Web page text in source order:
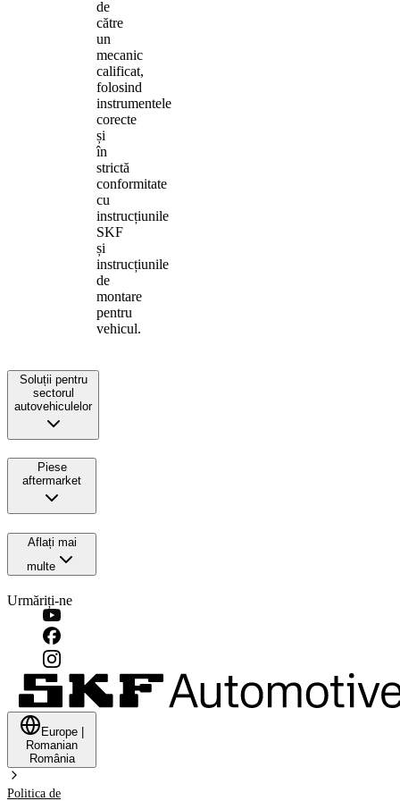
de
către
un
mecanic
calificat,
folosind
instrumentele
corecte
și
în
strictă
conformitate
cu
instrucțiunile
SKF
și
instrucțiunile
de
montare
pentru
vehicul.
Soluții pentru
sectorul
autovehiculelor
Piese
aftermarket
Aflați mai
multe
Urmăriți-ne
Europe
Romanian
România
Politica de